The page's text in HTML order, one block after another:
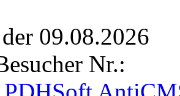
09.08.2026
Nr.: